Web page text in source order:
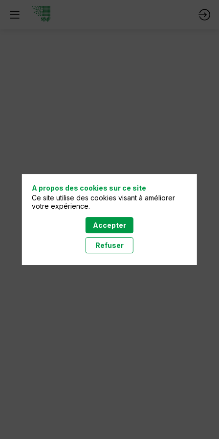
Il manque du contenu : rafraichissez votre navigateur
A propos des cookies sur ce site
Ce site utilise des cookies visant à améliorer
votre expérience.
Accepter
Refuser